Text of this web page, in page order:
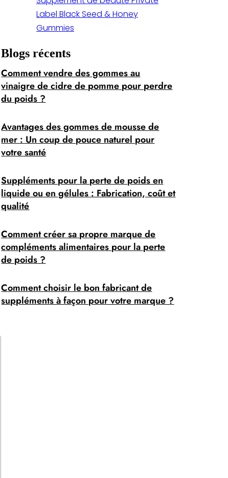
Label Black Seed & Honey
Gummies
Blogs récents
Comment vendre des gommes au
vinaigre de cidre de pomme pour perdre
du poids ?
Avantages des gommes de mousse de
mer : Un coup de pouce naturel pour
votre santé
Suppléments pour la perte de poids en
liquide ou en gélules : Fabrication, coût et
qualité
Comment créer sa propre marque de
compléments alimentaires pour la perte
de poids ?
Comment choisir le bon fabricant de
suppléments à façon pour votre marque ?